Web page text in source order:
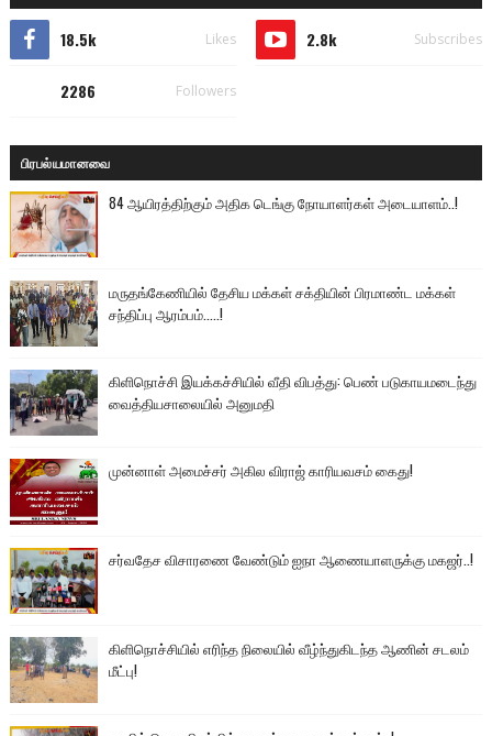
18.5k Likes 2.8k Subscribes
2286 Followers
பிரபல்யமானவை
84 ஆயிரத்திற்கும் அதிக டெங்கு நோயாளர்கள் அடையாளம்..!
மருதங்கேணியில் தேசிய மக்கள் சக்தியின் பிரமாண்ட மக்கள்
சந்திப்பு ஆரம்பம்.....!
கிளிநொச்சி இயக்கச்சியில் வீதி விபத்து: பெண் படுகாயமடைந்து
வைத்தியசாலையில் அனுமதி
முன்னாள் அமைச்சர் அகில விராஜ் காரியவசம் கைது!
சர்வதேச விசாரணை வேண்டும் ஐநா ஆணையாளருக்கு மகஜர்..!
கிளிநொச்சியில் எரிந்த நிலையில் வீழ்ந்துகிடந்த ஆணின் சடலம்
மீட்பு!